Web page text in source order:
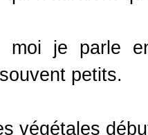
moi je parle
petits.
végétales